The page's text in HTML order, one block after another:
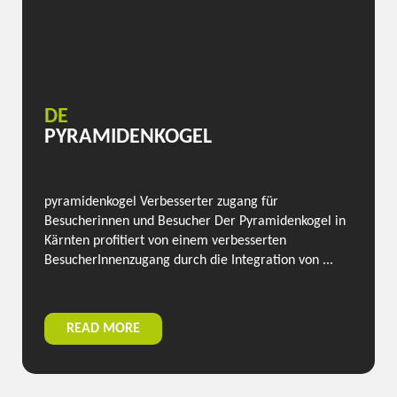
DE
PYRAMIDENKOGEL
pyramidenkogel Verbesserter zugang für
Besucherinnen und Besucher Der Pyramidenkogel in
Kärnten profitiert von einem verbesserten
BesucherInnenzugang durch die Integration von ...
READ MORE